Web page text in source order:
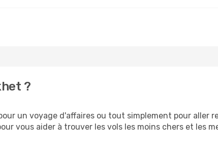
?
un voyage d'affaires ou tout simplement pour aller
vous aider à trouver les vols les moins chers et les